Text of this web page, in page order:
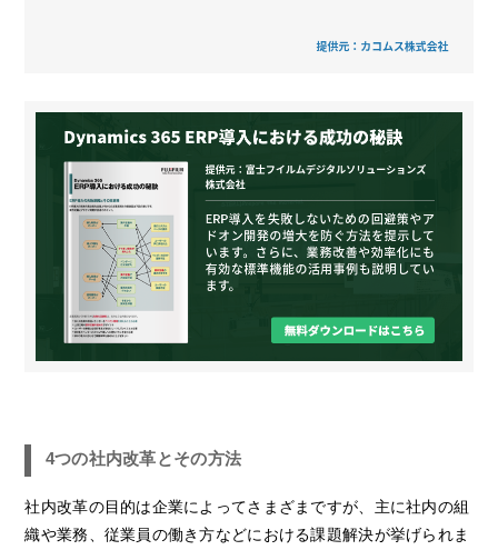
4つの社内改革とその方法
社内改革の目的は企業によってさまざまですが、主に社内の組
織や業務、従業員の働き方などにおける課題解決が挙げられま